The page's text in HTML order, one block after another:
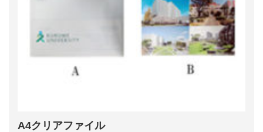
A4クリアファイル